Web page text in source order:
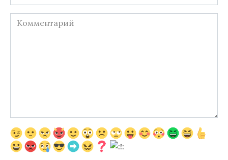
Комментарий